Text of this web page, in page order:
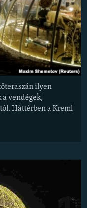
ilyen
a vendégek,
Háttérben a Kreml